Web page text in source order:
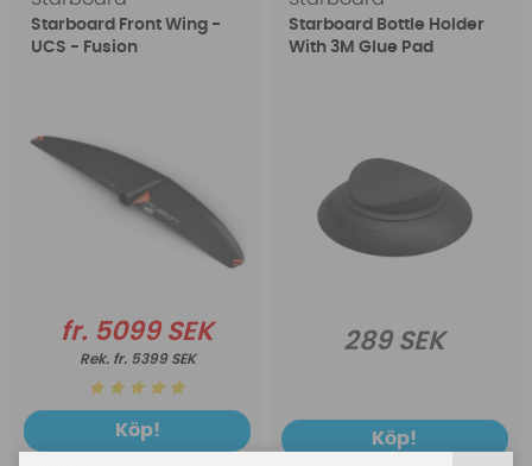
Starboard Front Wing -
UCS - Fusion
fr. 5099 SEK
fr. 5399 SEK
Köp!
Starboard Bottle Holder
With 3M Glue Pad
289 SEK
Köp!